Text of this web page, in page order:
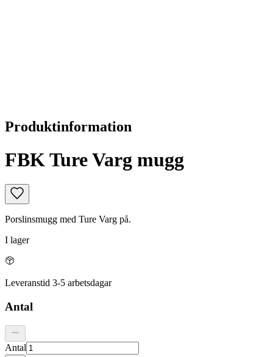
Produktinformation
FBK Ture Varg mugg
Porslinsmugg med Ture Varg på.
I lager
Leveranstid 3-5 arbetsdagar
Antal
Antal